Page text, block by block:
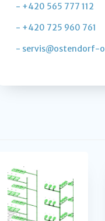
- +420 565 777 112
- +420 725 960 761
- servis@ostendorf-